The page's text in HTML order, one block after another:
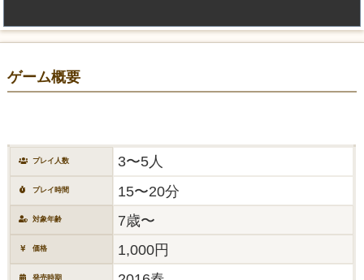
ゲーム概要
プレイ人数 3〜5人
プレイ時間 15〜20分
対象年齢 7歳〜
価格 1,000円
発売時期